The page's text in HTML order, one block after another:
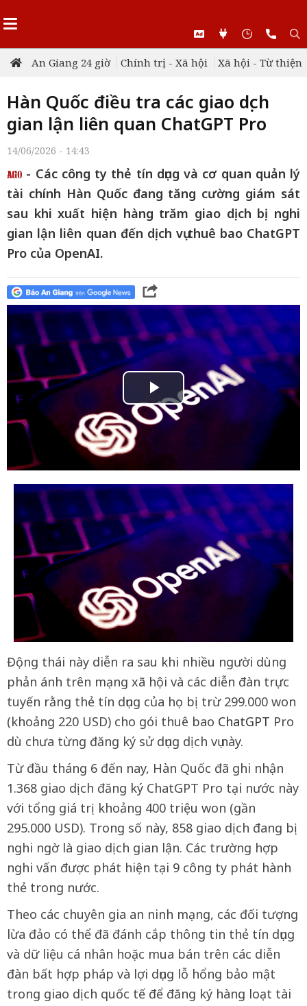
An Giang 24 giờ Chính trị - Xã hội Xã hội - Từ thiện
Hàn Quốc điều tra các giao dịch
gian lận liên quan ChatGPT Pro
14/06/2026 - 14:43
- Các công ty thẻ tín dụng và cơ quan quản lý
tài chính Hàn Quốc đang tăng cường giám sát
sau khi xuất hiện hàng trăm giao dịch bị nghi
gian lận liên quan đến dịch vụ thuê bao ChatGPT
Pro của OpenAI.
Động thái này diễn ra sau khi nhiều người dùng
phản ánh trên mạng xã hội và các diễn đàn trực
tuyến rằng thẻ tín dụng của họ bị trừ 299.000 won
(khoảng 220 USD) cho gói thuê bao ChatGPT Pro
dù chưa từng đăng ký sử dụng dịch vụ này.
Từ đầu tháng 6 đến nay, Hàn Quốc đã ghi nhận
1.368 giao dịch đăng ký ChatGPT Pro tại nước này
với tổng giá trị khoảng 400 triệu won (gần
295.000 USD). Trong số này, 858 giao dịch đang bị
nghi ngờ là giao dịch gian lận. Các trường hợp
nghi vấn được phát hiện tại 9 công ty phát hành
thẻ trong nước.
Theo các chuyên gia an ninh mạng, các đối tượng
lừa đảo có thể đã đánh cắp thông tin thẻ tín dụng
và dữ liệu cá nhân hoặc mua bán trên các diễn
đàn bất hợp pháp và lợi dụng lỗ hổng bảo mật
trong giao dịch quốc tế để đăng ký hàng loạt tài